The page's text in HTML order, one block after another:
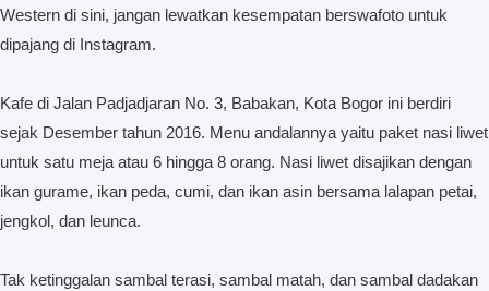
Western di sini, jangan lewatkan kesempatan berswafoto untuk
dipajang di Instagram.
Kafe di Jalan Padjadjaran No. 3, Babakan, Kota Bogor ini berdiri
sejak Desember tahun 2016. Menu andalannya yaitu paket nasi liwet
untuk satu meja atau 6 hingga 8 orang. Nasi liwet disajikan dengan
ikan gurame, ikan peda, cumi, dan ikan asin bersama lalapan petai,
jengkol, dan leunca.
Tak ketinggalan sambal terasi, sambal matah, dan sambal dadakan